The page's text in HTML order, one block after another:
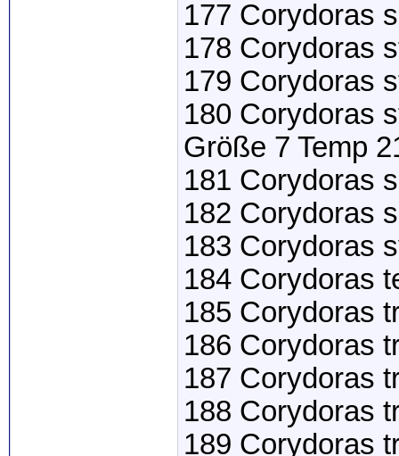
177 Corydoras
178 Corydoras
179 Corydoras
180 Corydoras
Größe 7 Temp
181 Corydoras
182 Corydoras
183 Corydoras
184 Corydoras
185 Corydoras
186 Corydoras
187 Corydoras
188 Corydoras
189 Corydoras